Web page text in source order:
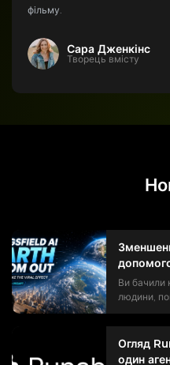
фільму.
Сара Дженкінс
Творець вмісту
Ви бачили
людини,
Огляд
один